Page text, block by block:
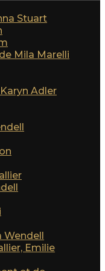
Stuart
Mila Marelli
Adler
Wendell
Emilie